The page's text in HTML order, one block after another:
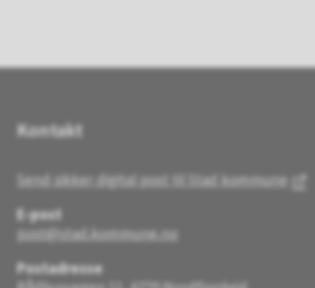
Kontakt
Send sikker digital post til Stad kommune
E-post
post@stad.kommune.no
Postadresse